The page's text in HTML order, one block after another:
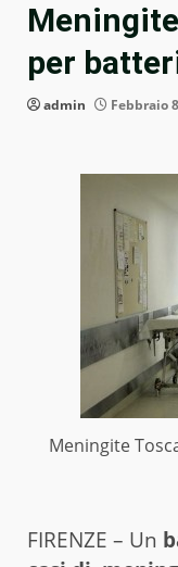
per
admin Febbraio
Meningite
FIRENZE – Un